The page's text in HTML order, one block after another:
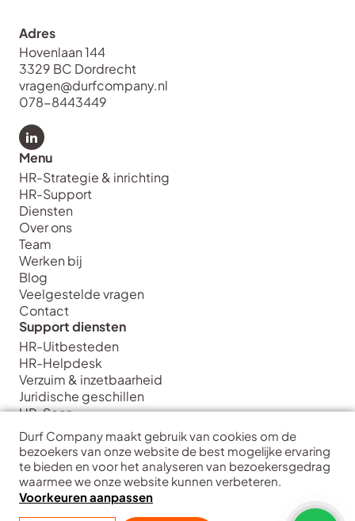
Durf Company maakt gebruik van cookies om de
bezoekers van onze website de best mogelijke ervaring
te bieden en voor het analyseren van bezoekersgedrag
waarmee we onze website kunnen verbeteren.
Voorkeuren aanpassen
Adres
Hovenlaan 144
3329 BC Dordrecht
vragen@durfcompany.nl
078-8443449
Bekijk LinkedIn van Durf Company
Menu
HR-Strategie & inrichting
HR-Support
Diensten
Over ons
Team
Werken bij
Blog
Veelgestelde vragen
Contact
Support diensten
HR-Uitbesteden
HR-Helpdesk
Verzuim & inzetbaarheid
Juridische geschillen
HR-Scan
Strategie diensten
HR Strategie & Inrichting
HR Transformatie & Implementatie
HR Training & Coaching
HR Data & Analytics
Interim HR